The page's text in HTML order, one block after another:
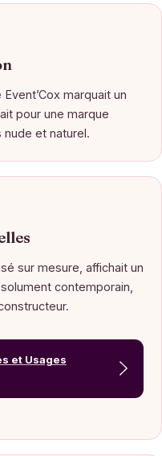
Event’Cox marquait un
pour une marque
et naturel.
sur mesure, affichait un
contemporain,
et Usages